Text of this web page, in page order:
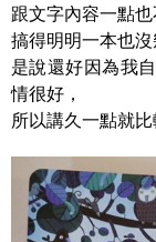
跟文字內容一點也
搞得明明一本也沒
是說還好因為我
情很好，
所以講久一點就